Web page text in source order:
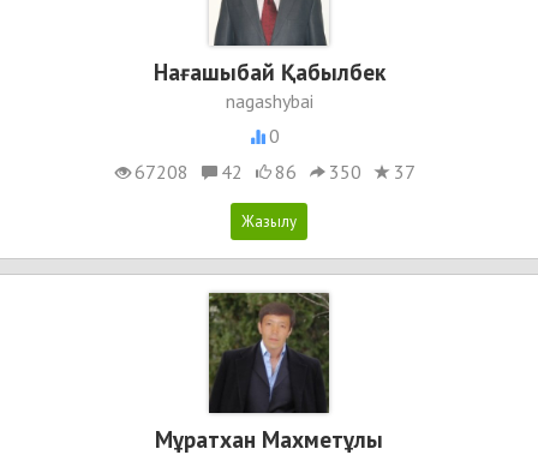
Нағашыбай Қабылбек
nagashybai
0
67208
42 86 350 37
Мұратхан Махметұлы